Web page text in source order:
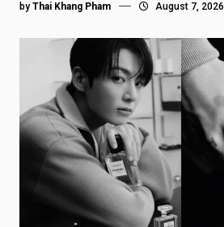
by Thai Khang Pham August 7, 2026